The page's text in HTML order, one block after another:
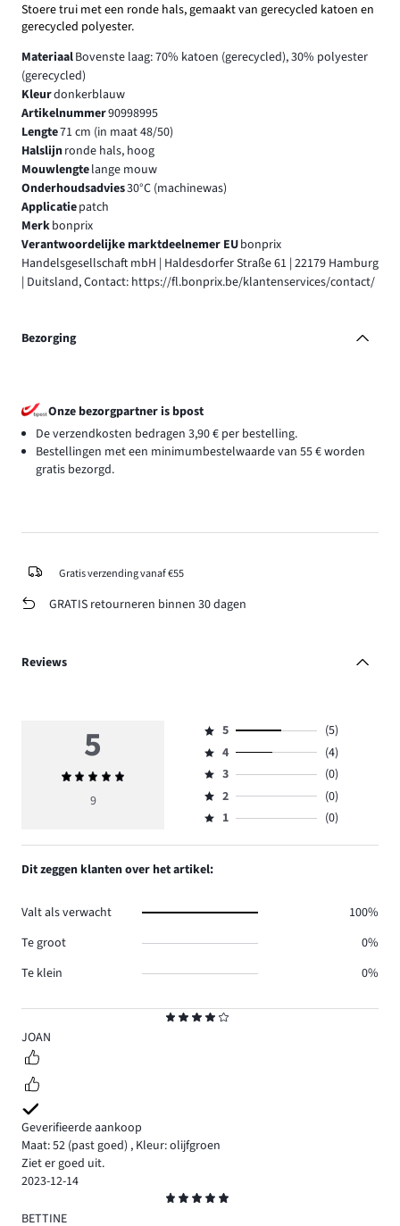
Stoere trui met een ronde hals, gemaakt van gerecycled katoen en
gerecycled polyester.
MateriaalBovenste laag: 70% katoen (gerecycled), 30% polyester
(gerecycled)
Kleurdonkerblauw
Artikelnummer90998995
Lengte71 cm (in maat 48/50)
Halslijnronde hals, hoog
Mouwlengtelange mouw
Onderhoudsadvies30°C (machinewas)
Applicatiepatch
Merkbonprix
Verantwoordelijke marktdeelnemer EUbonprix
Handelsgesellschaft mbH | Haldesdorfer Straße 61 | 22179 Hamburg
| Duitsland, Contact: https://fl.bonprix.be/klantenservices/contact/
Bezorging
Onze bezorgpartner is bpost
De verzendkosten bedragen 3,90 € per bestelling.
Bestellingen met een minimumbestelwaarde van 55 € worden
gratis bezorgd.
Gratis verzending vanaf €55
GRATIS retourneren binnen 30 dagen
Reviews
4
JOAN
Geverifieerde aankoop
Maat: 52 (past goed) , Kleur: olijfgroen
Ziet er goed uit.
2023-12-14
5
BETTINE
5
Gemiddelde
beoordeling
9
Beoordeling
5,
aantal
reviews
5.
5
(5)
Beoordeling
4,
aantal
reviews
4
(4)
Beoordeling
3,
aantal
3
(0)
Beoordeling
2,
0.
2
(0)
Beoordeling
1,
aantal
reviews
1 (0)
Dit zeggen klanten over het artikel:
Valt als verwacht
100%
Te groot
0%
Te klein
0%